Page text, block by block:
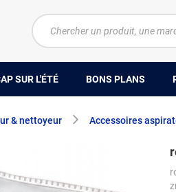
SUR L'ÉTÉ BONS PLANS
& nettoyeur Accessoires